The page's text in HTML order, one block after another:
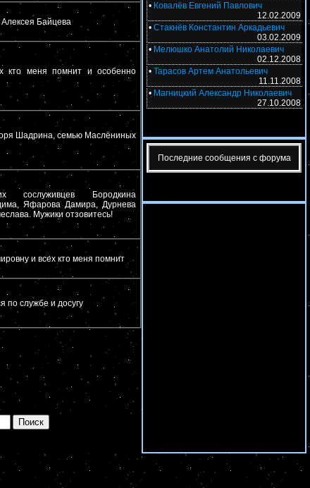
Байцева
кто меня помнит и особенно
Шадрина, семью Маслёниных
сослуживцев Бородкина
Яфарова Дамира, Дурнева
Мужики отзовитесь!
и всех кто меня помнит
по службе и досугу
• Ковалёв Евгений Павлович
12.02.2009
• Стакнёв Константин Аркадьевич
03.02.2009
• Мелюшко Анатолий Николаевич
02.12.2008
• Тарасов Артем Анатольевич
11.11.2008
• Магницкий Александр Николаевич
27.10.2008
Последние сообщения с форума